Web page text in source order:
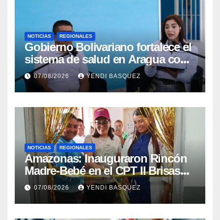
NOTICIAS REGIONALES
Gobierno Bolivariano fortalece el
sistema de salud en Aragua con
la reinauguración del CDI La
Mora
07/08/2026 YENDI BASQUEZ
NOTICIAS REGIONALES
​Amazonas: Inauguraron Rincón
Madre-Bebé en el CPT II Brisas
del Aeropuerto ​Inauguraron
Rincón
07/08/2026 YENDI BASQUEZ